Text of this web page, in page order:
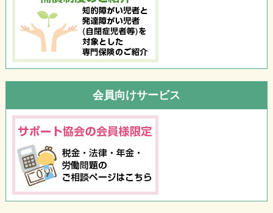
会員向けサービス